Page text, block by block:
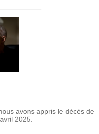
avons appris le décès de
2025.